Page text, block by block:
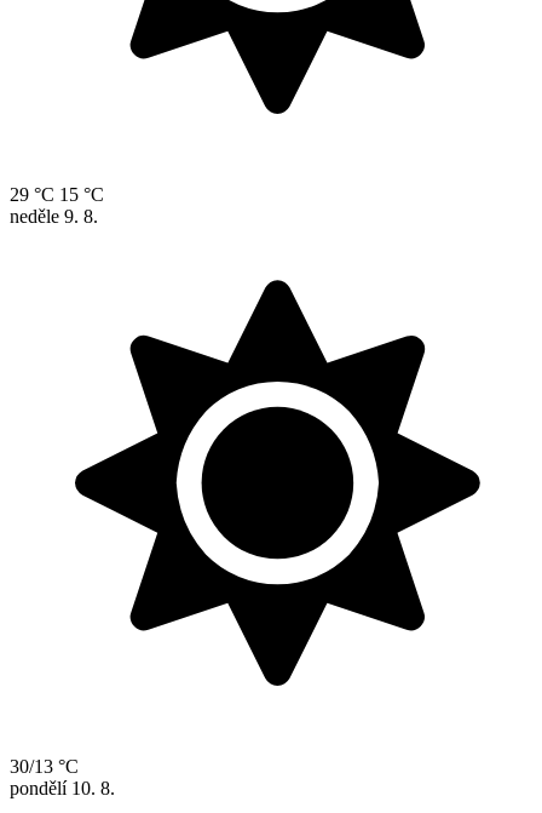
29 °C 15 °C
neděle 9. 8.
30/13 °C
pondělí 10. 8.